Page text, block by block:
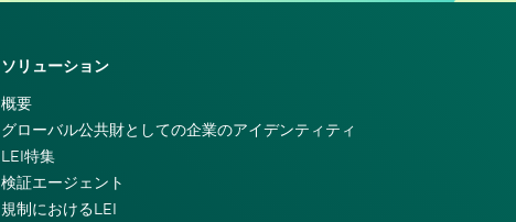
ソリューション
概要
グローバル公共財としての企業のアイデンティティ
LEI特集
検証エージェント
規制におけるLEI